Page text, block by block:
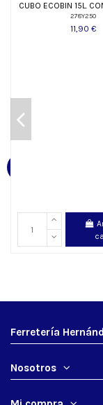
CUBO ECOBIN 15L.
278Y250
11,90 €
Ferretería
Nosotros